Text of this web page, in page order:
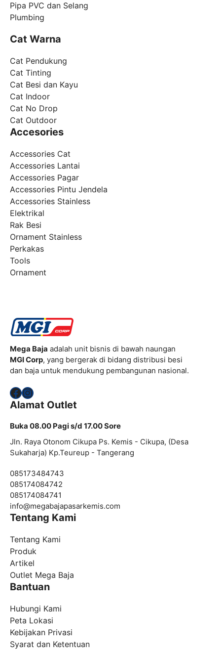
Pipa PVC dan Selang
Plumbing
Cat Warna
Cat Pendukung
Cat Tinting
Cat Besi dan Kayu
Cat Indoor
Cat No Drop
Cat Outdoor
Accesories
Accessories Cat
Accessories Lantai
Accessories Pagar
Accessories Pintu Jendela
Accessories Stainless
Elektrikal
Rak Besi
Ornament Stainless
Perkakas
Tools
Ornament
Mega Baja adalah unit bisnis di bawah naungan
MGI Corp, yang bergerak di bidang distribusi besi
dan baja untuk mendukung pembangunan nasional.
Facebook
Instagram
Alamat Outlet
Buka 08.00 Pagi s/d 17.00 Sore
Jln. Raya Otonom Cikupa Ps. Kemis - Cikupa, (Desa
Sukaharja) Kp.Teureup - Tangerang
085173484743
085174084742
085174084741
info@megabajapasarkemis.com
Tentang Kami
Tentang Kami
Produk
Artikel
Outlet Mega Baja
Bantuan
Hubungi Kami
Peta Lokasi
Kebijakan Privasi
Syarat dan Ketentuan